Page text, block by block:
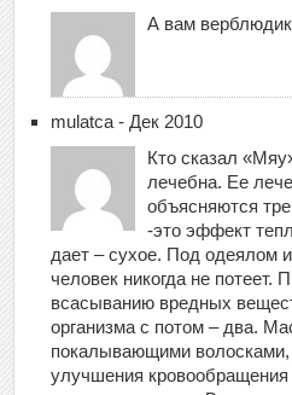
А вам
mulatca - Дек 2010
Кто сказал
лечебна. Ее
объясняются
-это эффект
дает – сухое. Под одеялом
человек никогда не потеет.
всасыванию вредных
организма с потом – два.
покалывающими волосками,
улучшения